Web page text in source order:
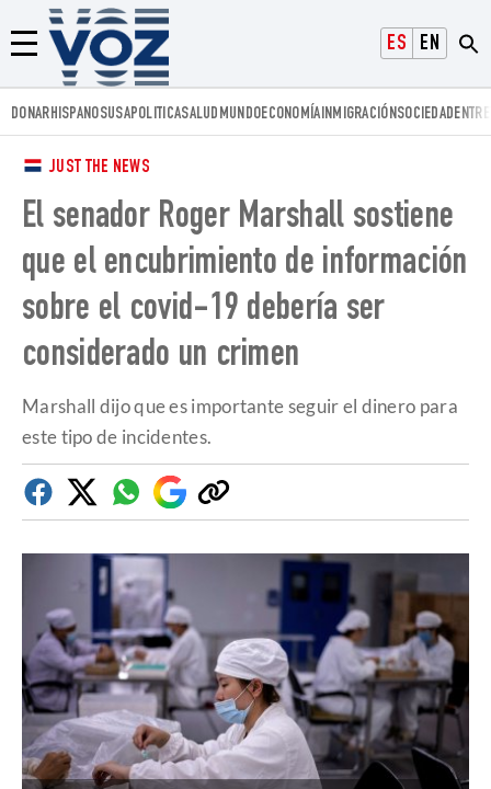
ESPAÑOLENGLISH
Menú
Voz.us
DONARHISPANOSUSAPOLITICASALUD MUNDOECONOMÍAINMIGRACIÓNSOCIEDAD
JUST THE NEWS
El senador Roger Marshall sostiene
que el encubrimiento de información
sobre el covid-19 debería ser
considerado un crimen
Marshall dijo que es importante seguir el dinero para
este tipo de incidentes.
FacebookTwitterWhatsapp
Google
Discover
Copiar
enlace